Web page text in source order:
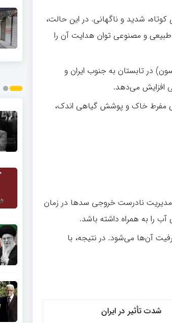
شدید و ناگهانی. در این حالت،
و مصنوعی توان هدایت آن را
در تابستان به جنوب ایران و
افزایش می‌دهد.
مفرط خاک و پوشش گیاهی اندک،
مدیریت نادرست خروجی سدها در زمان
را به همراه داشته باشد.
آن‌ها می‌شود. در نتیجه، با
شدت تأثیر در ایران